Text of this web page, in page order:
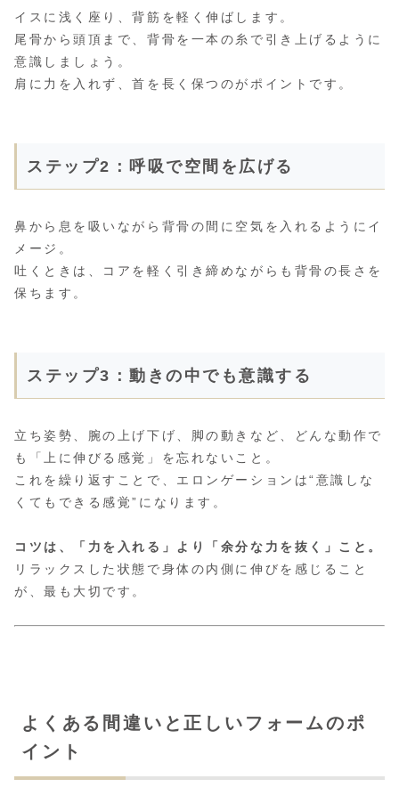
イスに浅く座り、背筋を軽く伸ばします。
尾骨から頭頂まで、背骨を一本の糸で引き上げるように
意識しましょう。
肩に力を入れず、首を長く保つのがポイントです。
ステップ2：呼吸で空間を広げる
鼻から息を吸いながら背骨の間に空気を入れるようにイ
メージ。
吐くときは、コアを軽く引き締めながらも背骨の長さを
保ちます。
ステップ3：動きの中でも意識する
立ち姿勢、腕の上げ下げ、脚の動きなど、どんな動作で
も「上に伸びる感覚」を忘れないこと。
これを繰り返すことで、エロンゲーションは“意識しな
くてもできる感覚”になります。
コツは、「力を入れる」より「余分な力を抜く」こと。
リラックスした状態で身体の内側に伸びを感じること
が、最も大切です。
よくある間違いと正しいフォームのポ
イント